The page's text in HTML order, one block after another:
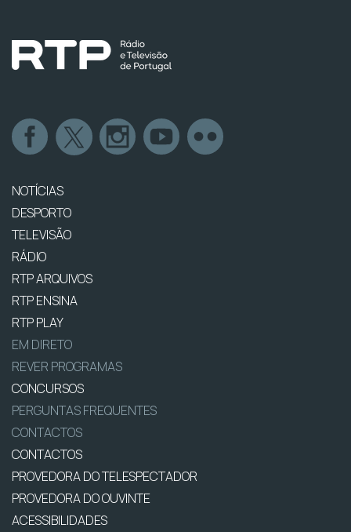
NOTÍCIAS
DESPORTO
TELEVISÃO
RÁDIO
RTP ARQUIVOS
RTP ENSINA
RTP PLAY
EM DIRETO
REVER PROGRAMAS
CONCURSOS
PERGUNTAS FREQUENTES
CONTACTOS
CONTACTOS
PROVEDORA DO TELESPECTADOR
PROVEDORA DO OUVINTE
ACESSIBILIDADES